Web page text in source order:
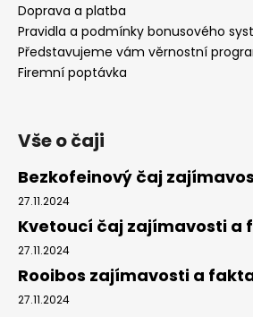
Doprava a platba
Pravidla a podmínky bonusového
Představujeme vám věrnostní
Firemní poptávka
Vše o čaji
Bezkofeinový čaj
27.11.2024
Kvetoucí čaj zajímavosti a
27.11.2024
Rooibos zajímavosti a
27.11.2024